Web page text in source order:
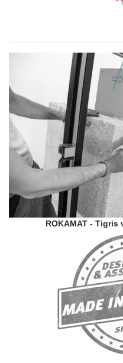
ROKAMAT -